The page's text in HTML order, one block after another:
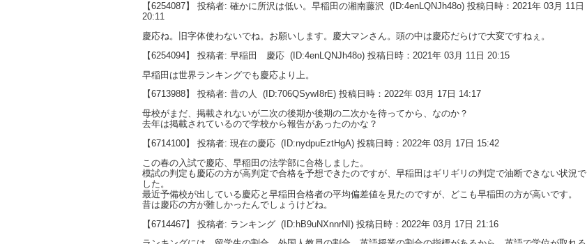
【6254087】 投稿者: 確かに所沢は低い。早稲田の湘南藤沢
(ID:4enLQNJh48o) 投稿日時：2021年 03月 11日
20:11
慶応ね。旧字体使わないでね。お願いします。慶大マンさん。頭の中は慶応だらけで大変ですねぇ。
【6254094】 投稿者: 早稲田 慶応 (ID:4enLQNJh48o) 投稿日時：2021年 03月 11日 20:15
早稲田は世界ランキングでも慶応より上。
【6713988】 投稿者: 昔の人
(ID:706QSywI8rE) 投稿日時：2022年 03月 17日 14:17
母校がまだ、掲載されないが二次の後期か後期の二次かを待ってから、なのか？
去年は掲載されているので学校から報告があったのかな？
【6714100】 投稿者: 現在の慶応 (ID:nydpuEztHgA) 投稿日時：2022年 03月 17日 15:42
この春の入試で慶応、早稲田の法学部に合格しました。
模試の判定も慶応の方が高判定で合格を予想できたのですが、早稲田はギリギリの判定で油断できない状況で
した。
最近予備校が出している慶応と早稲田合格者の平均偏差値を見たのですが、どこも早稲田の方が高いです。
昔は慶応の方が難しかったんでしょうけどね。
【6714467】 投稿者: ランキング (ID:hB9uNXnnrNI) 投稿日時：2022年 03月 17日 21:16